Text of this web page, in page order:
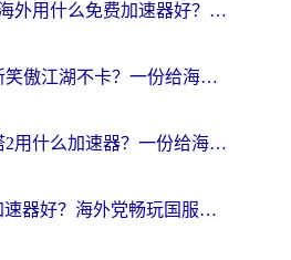
玩崩坏学园2海外用什么免费加速器好？2026海外党亲测国服游戏加速指南
国外如何玩新笑傲江湖不卡？一份给海外游子的终极网络指南
在南非玩刀塔2用什么加速器？一份给海外游子的终极生存指南
Dive用什么加速器好？海外党畅玩国服游戏的终极避坑指南